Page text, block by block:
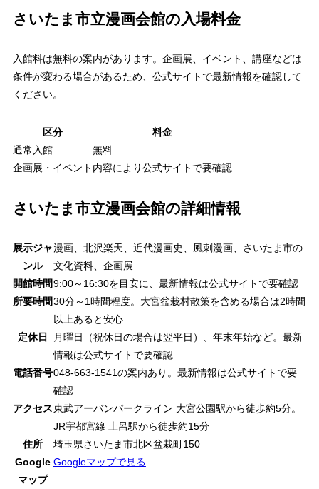
さいたま市立漫画会館の入場料金
入館料は無料の案内があります。企画展、イベント、講座などは
条件が変わる場合があるため、公式サイトで最新情報を確認して
ください。
区分
料金
通常入館
無料
企画展・イベント 内容により公式サイトで要確認
さいたま市立漫画会館の詳細情報
展示ジャ
ンル
漫画、北沢楽天、近代漫画史、風刺漫画、さいたま市の
文化資料、企画展
開館時間9:00～16:30を目安に、最新情報は公式サイトで要確認
所要時間30分～1時間程度。大宮盆栽村散策を含める場合は2時間
以上あると安心
定休日
月曜日（祝休日の場合は翌平日）、年末年始など。最新
情報は公式サイトで要確認
電話番号048-663-1541の案内あり。最新情報は公式サイトで要
確認
アクセス東武アーバンパークライン 大宮公園駅から徒歩約5分。
JR宇都宮線 土呂駅から徒歩約15分
住所
埼玉県さいたま市北区盆栽町150
Google
マップ
Googleマップで見る